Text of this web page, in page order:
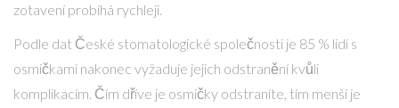
zotavení probíhá rychleji.
Podle dat České stomatologické společnosti je 85 % lidí s
osmičkami nakonec vyžaduje jejich odstranění kvůli
komplikacím. Čím dříve je osmičky odstraníte, tím menší je